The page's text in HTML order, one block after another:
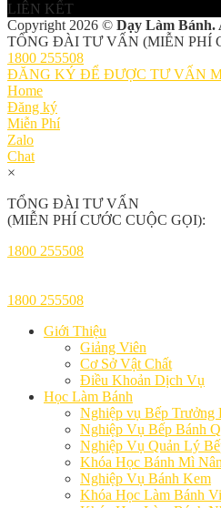
LIÊN KẾT
Copyright 2026 © Dạy Làm Bánh.
TỔNG ĐÀI TƯ VẤN (MIỄN PHÍ
1800 255508
ĐĂNG KÝ ĐỂ ĐƯỢC TƯ VẤN
Home
Đăng ký
Miễn Phí
Zalo
Chat
×
TỔNG ĐÀI TƯ VẤN
(MIỄN PHÍ CƯỚC CUỘC GỌI):
1800 255508
1800 255508
Giới Thiệu
Giảng Viên
Cơ Sở Vật Chất
Điều Khoản Dịch Vụ
Học Làm Bánh
Nghiệp vụ Bếp Trưởng
Nghiệp Vụ Bếp Bánh
Nghiệp Vụ Quản Lý
Khóa Học Bánh Mì
Nghiệp Vụ Bánh Kem
Khóa Học Làm Bánh